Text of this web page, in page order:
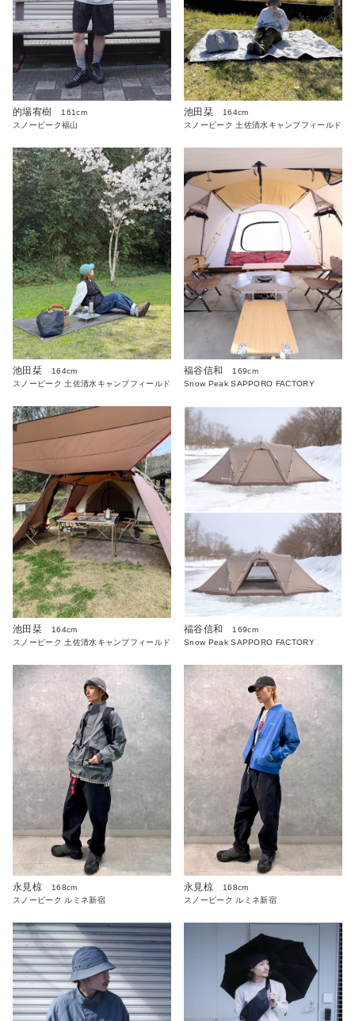
的場宥樹
161cm
スノーピーク福山
池田栞
164cm
スノーピーク 土佐清水キャンプフィールド
池田栞
164cm
スノーピーク 土佐清水キャンプフィールド
福谷信和
169cm
Snow Peak SAPPORO FACTORY
池田栞
164cm
スノーピーク 土佐清水キャンプフィールド
福谷信和
169cm
Snow Peak SAPPORO FACTORY
永見椋
168cm
スノーピーク ルミネ新宿
永見椋
168cm
スノーピーク ルミネ新宿